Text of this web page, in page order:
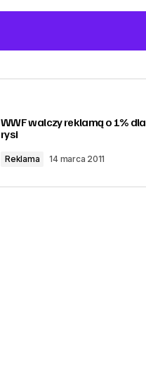
WWF walczy reklamą o 1% dla
rysi
Reklama 14 marca 2011